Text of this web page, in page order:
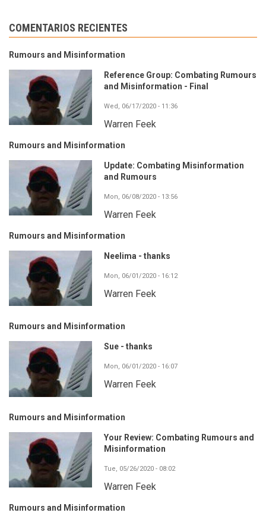
COMENTARIOS RECIENTES
Rumours and Misinformation
Reference Group: Combating Rumours
and Misinformation - Final
Wed, 06/17/2020 - 11:36
Warren Feek
Rumours and Misinformation
Update: Combating Misinformation
and Rumours
Mon, 06/08/2020 - 13:56
Warren Feek
Rumours and Misinformation
Neelima - thanks
Mon, 06/01/2020 - 16:12
Warren Feek
Rumours and Misinformation
Sue - thanks
Mon, 06/01/2020 - 16:07
Warren Feek
Rumours and Misinformation
Your Review: Combating Rumours and
Misinformation
Tue, 05/26/2020 - 08:02
Warren Feek
Rumours and Misinformation